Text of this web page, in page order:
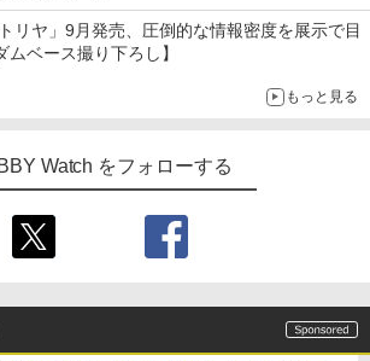
かっぱ寿司ならではの体験とコラボの楽しさを
リヤ」9月発売、圧倒的な情報密度を展示で目
ベース撮り下ろし】
もっと見る
Watch をフォローする